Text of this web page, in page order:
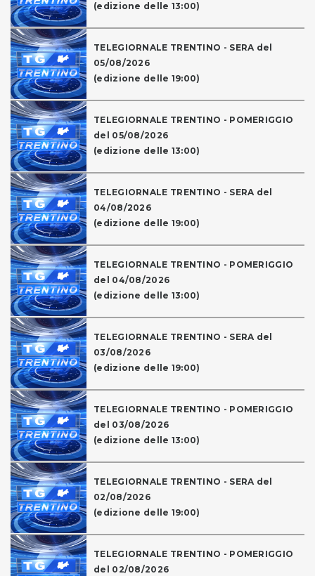
(edizione delle 13:00)
TELEGIORNALE TRENTINO - SERA del
05/08/2026
(edizione delle 19:00)
TELEGIORNALE TRENTINO - POMERIGGIO
del 05/08/2026
(edizione delle 13:00)
TELEGIORNALE TRENTINO - SERA del
04/08/2026
(edizione delle 19:00)
TELEGIORNALE TRENTINO - POMERIGGIO
del 04/08/2026
(edizione delle 13:00)
TELEGIORNALE TRENTINO - SERA del
03/08/2026
(edizione delle 19:00)
TELEGIORNALE TRENTINO - POMERIGGIO
del 03/08/2026
(edizione delle 13:00)
TELEGIORNALE TRENTINO - SERA del
02/08/2026
(edizione delle 19:00)
TELEGIORNALE TRENTINO - POMERIGGIO
del 02/08/2026